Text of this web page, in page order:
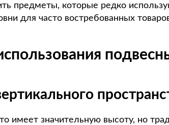
предметы, которые редко
для часто востребованных
имеет значительную высоту, но